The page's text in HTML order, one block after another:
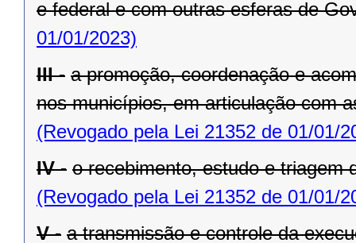
e federal e com outras esferas de
01/01/2023)
III - a promoção, coordenação e
nos municípios, em articulação com
(Revogado pela Lei 21352 de 01/01/
IV - o recebimento, estudo e triagem
(Revogado pela Lei 21352 de 01/01/
V - a transmissão e controle da